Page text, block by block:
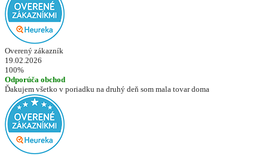
Overený zákazník
19.02.2026
100%
Odporúča obchod
Ďakujem všetko v poriadku na druhý deň som mala tovar doma